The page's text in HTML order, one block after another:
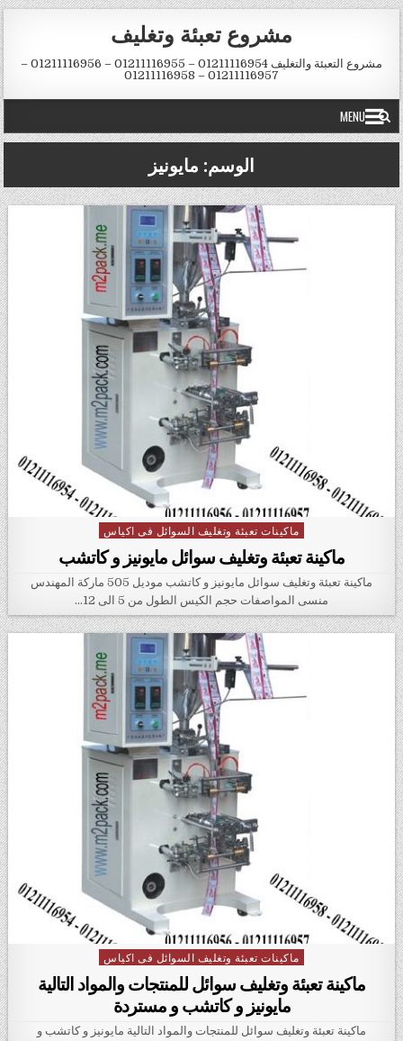
Skip to content
مشروع تعبئة وتغليف
مشروع التعبئة والتغليف 01211116954 – 01211116955 – 01211116956 –
01211116957 – 01211116958
MENU
الوسم: مايونيز
Posted in
ماكينات تعبئة وتغليف السوائل فى اكياس
ماكينة تعبئة وتغليف سوائل مايونيز و كاتشب
ماكينة تعبئة وتغليف سوائل مايونيز و كاتشب موديل 505 ماركة المهندس
منسى المواصفات حجم الكيس الطول من 5 الى 12…
Posted in
ماكينات تعبئة وتغليف السوائل فى اكياس
ماكينة تعبئة وتغليف سوائل للمنتجات والمواد التالية
مايونيز و كاتشب و مستردة
ماكينة تعبئة وتغليف سوائل للمنتجات والمواد التالية مايونيز و كاتشب و